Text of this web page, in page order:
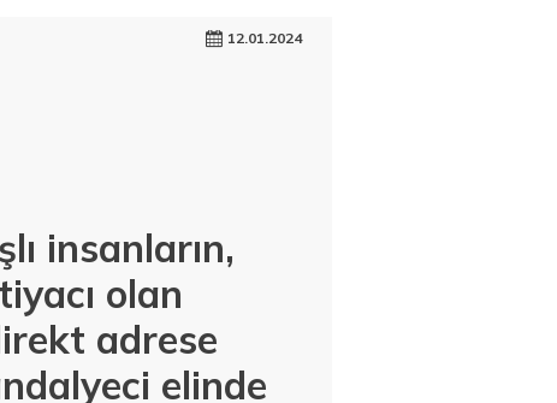
12.01.2024
insanların,
olan
adrese
elinde